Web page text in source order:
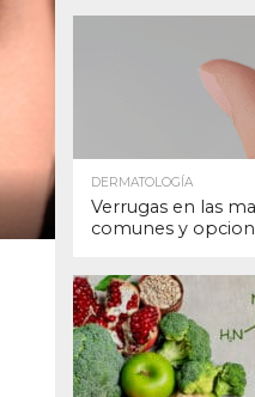
DERMATOLOGÍA
Verrugas en las
comunes y